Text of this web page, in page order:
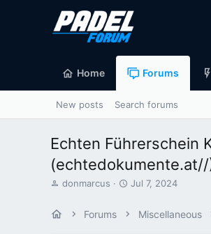
Home Forums
New posts Search forums
Echten Führerschein
T
donmarcus
S
Jul 7, 2024
Forums Miscellaneous